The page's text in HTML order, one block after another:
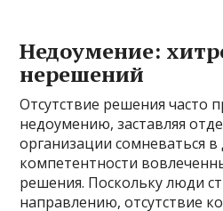
Недоумение:
нерешений
Отсутствие решения часто
недоумению, заставляя
организации сомневаться в
компетентности
решения. Поскольку люди
направлению, отсутствие